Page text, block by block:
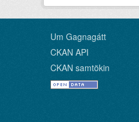
Um Gagnagátt
CKAN API
CKAN samtökin